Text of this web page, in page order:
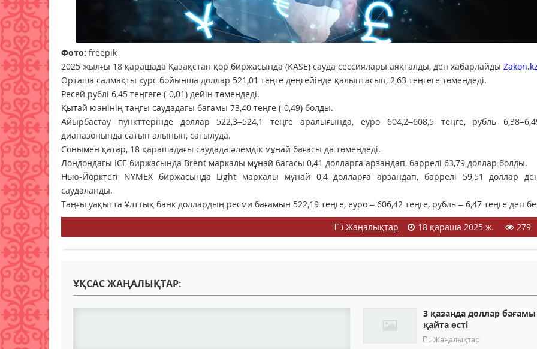
Фото: freepik
2025 жылғы 18 қарашада Қазақстан қор биржасында (KASE) сауда сессиялары аяқталды, деп хабарлайды Zakon.kz
Орташа салмақты курс бойынша доллар 521,01 теңге деңгейінде қалыптасып, 2,63 теңгеге төмендеді.
Ресей рублі 6,45 теңгеге (-0,01) дейін төмендеді.
Қытай юанінің таңғы саудадағы бағамы 73,40 теңге (-0,49) болды.
Айырбастау пункттерінде доллар 522,3–524,1 теңге аралығында, еуро 604,2–608,5 теңге, рубль
диапазонында сатып алынып, сатылуда.
Сонымен қатар, 18 қарашадағы саудада әлемдік мұнай бағасы да төмендеді.
Лондондағы ICE биржасында Brent маркалы мұнай бағасы 0,41 долларға арзандап, баррелі 63,79 доллар болды.
Нью-Йорктегі NYMEX биржасында Light маркалы мұнай 0,4 долларға арзандап, баррелі 59,51 доллар
саудаланды.
Таңғы уақытта Ұлттық банк доллардың ресми бағамын 522,19 теңге, еуро – 606,42 теңге, рубль – 6,47 теңге деп
Жаңалықтар
18 қараша 2025 ж. 279
ҰҚСАС ЖАҢАЛЫҚТАР:
3 қазанда доллар бағамы
қайта өсті
Жаңалықтар